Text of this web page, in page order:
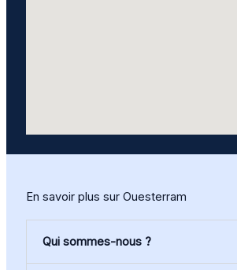
En savoir plus sur Ouesterram
Qui sommes-nous ?